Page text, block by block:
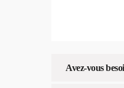
Avez-vous